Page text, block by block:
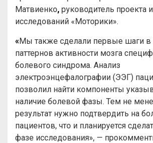
Матвиенко, руководитель проекта
исследований «Моторики».
«Мы также сделали первые шаги в
паттернов активности мозга
болевого синдрома. Анализ
электроэнцефалографии (ЭЭГ)
позволил найти компоненты
наличие болевой фазы. Тем не
результат нужно подтвердить на
пациентов, что и планируется
фазе исследования», —